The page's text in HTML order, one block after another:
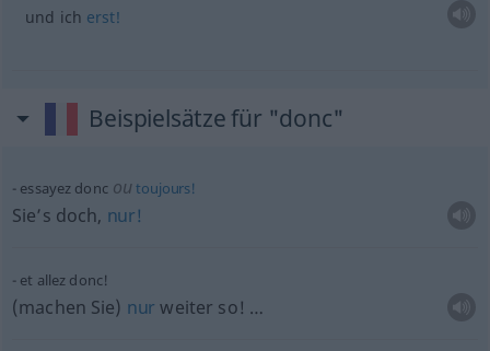
und ich erst!
Beispielsätze für "donc"
essayez doncoutoujours!
Sie’s doch, nur!
et allez donc!
(machen Sie) nur weiter so! …